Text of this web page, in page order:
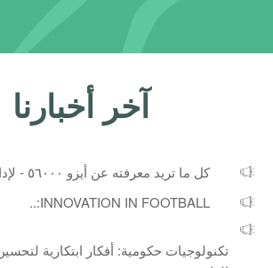
آخر أخبارنا
كل ما تريد معرفته عن أيزو ٥٦٠٠٠ - لإدارة الابتكار..
INNOVATION IN FOOTBALL:..
تكنولوجيات حكومية: أفكار ابتكارية